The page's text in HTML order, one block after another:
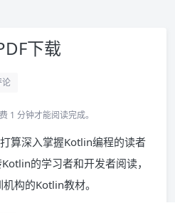
下载
论
1 分钟才能阅读完成。
算深入掌握Kotlin编程的读者
的学习者和开发者阅读，
构的Kotlin教材。